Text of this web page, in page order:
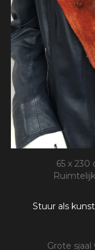
65 x 230
Stuur als
Grote